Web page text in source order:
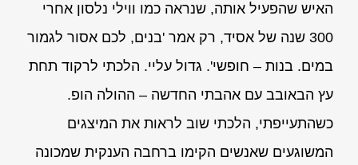
האיש שהפעיל אותה, שנראה כמו ווילי נלסון אחרי
300 שנה של אסיד, רק אמר 'בנים, לכם אסור לגמור
במים. בנות – חופשי'. גדול עליי. הלכתי לרקוד תחת
עץ הבאובב עם אהבתי החדשה – ההולה הופ.
כשהתעייפתי, הלכתי שוב לראות את המיצגים
המשוגעים שאנשים הקימו ברחבה הענקית שמכונה